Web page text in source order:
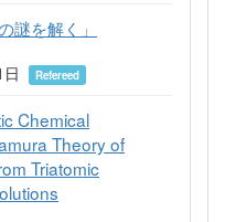
謎を解く」
Refereed
Chemical
Theory of
Triatomic